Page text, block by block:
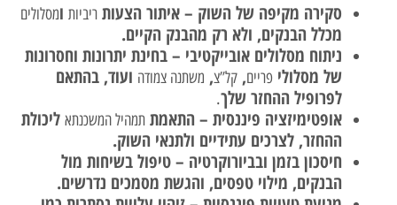
סקירה מקיפה של השוק – איתור הצעותריביות ומסלולים
מכלל הבנקים, ולא רק מהבנק הקיים.
ניתוח מסלולים אובייקטיבי – בחינת יתרונות וחסרונות
של מסלולי פריים,קל”צ, משתנה צמודה ועוד, בהתאם
לפרופיל ההחזר שלך.
אופטימיזציה פיננסית – התאמתתמהיל המשכנתא ליכולת
ההחזר, לצרכים עתידיים ולתנאי השוק.
חיסכון בזמן ובביורוקרטיה – טיפול בשיחות מול
הבנקים, מילוי טפסים, והגשת מסמכים נדרשים.